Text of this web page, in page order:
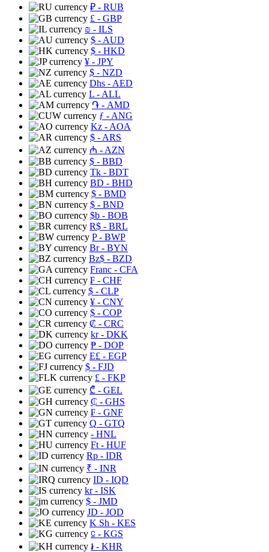
₽ - RUB
£ - GBP
₪ - ILS
$ - AUD
$ - HKD
¥ - JPY
$ - NZD
Dhs - AED
L - ALL
֏ - AMD
ƒ - ANG
Kz - AOA
$ - ARS
₼ - AZN
$ - BBD
Tk - BDT
BD - BHD
$ - BMD
$ - BND
$b - BOB
R$ - BRL
P- BWP
Br- BYN
Bz$ - BZD
Franc - CFA
₣ - CHF
$ - CLP
¥ - CNY
$ - COP
₡ - CRC
kr- DKK
₱ - DOP
E£ - EGP
$ - FJD
£ - FKP
₾ - GEL
₵ - GHS
₣ - GNF
Q - GTQ
- HNL
Ft - HUF
Rp - IDR
₹ - INR
ID - IQD
kr- ISK
$ - JMD
JD - JOD
K Sh - KES
⃀ - KGS
៛ - KHR